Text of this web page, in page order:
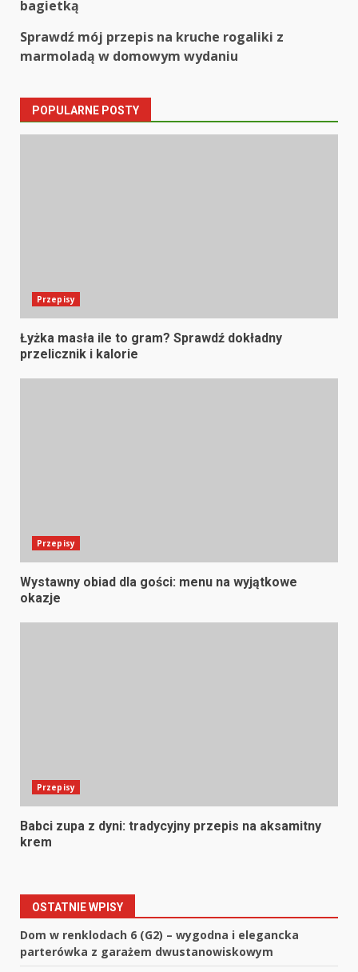
navigation
bagietką
Sprawdź mój przepis na kruche rogaliki z
marmoladą w domowym wydaniu
POPULARNE POSTY
Przepisy
Łyżka masła ile to gram? Sprawdź dokładny
przelicznik i kalorie
Przepisy
Wystawny obiad dla gości: menu na wyjątkowe
okazje
Przepisy
Babci zupa z dyni: tradycyjny przepis na aksamitny
krem
OSTATNIE WPISY
Dom w renklodach 6 (G2) – wygodna i elegancka
parterówka z garażem dwustanowiskowym